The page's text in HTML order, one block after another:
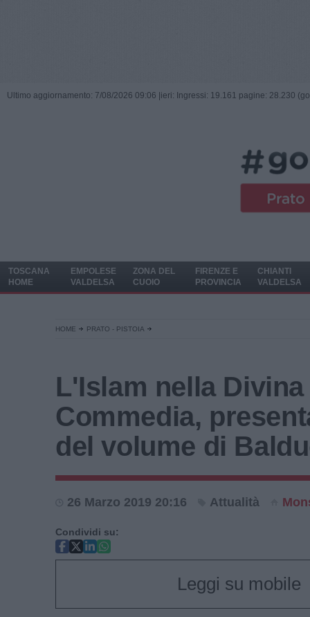
Ultimo aggiornamento: 7/08/2026 09:06 | ieri: Ingressi: 19.161 pagine: 28.230
TOSCANA
HOME
EMPOLESE
VALDELSA
ZONA DEL
CUOIO
FIRENZE E
PROVINCIA
CHIANTI
VALDELSA
HOME PRATO - PISTOIA
L'Islam nella Divina
Commedia,
del volume di
26 Marzo 2019 20:16 Attualità
Condividi su:
Leggi su mobile